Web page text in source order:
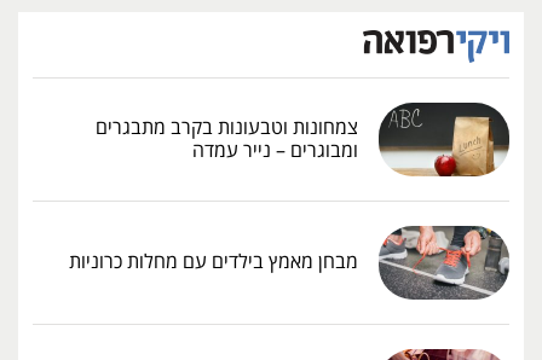
צמחונות וטבעונות בקרב מתבגרים
ומבוגרים – נייר עמדה
מבחן מאמץ בילדים עם מחלות כרוניות